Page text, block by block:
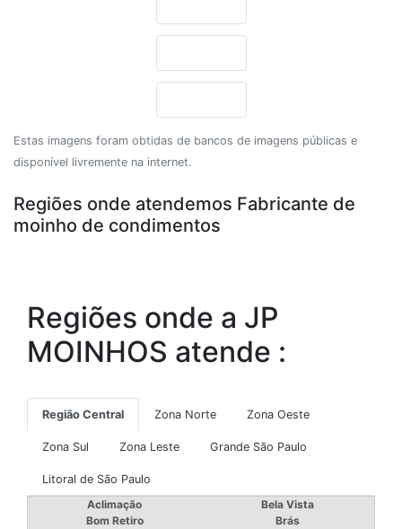
Estas imagens foram obtidas de bancos de imagens públicas e
disponível livremente na internet.
Regiões onde atendemos Fabricante de
moinho de condimentos
Regiões onde a JP
MOINHOS atende :
Região Central Zona Norte Zona Oeste
Zona Sul Zona Leste Grande São Paulo
Litoral de São Paulo
Aclimação
Bela Vista
Bom Retiro
Brás